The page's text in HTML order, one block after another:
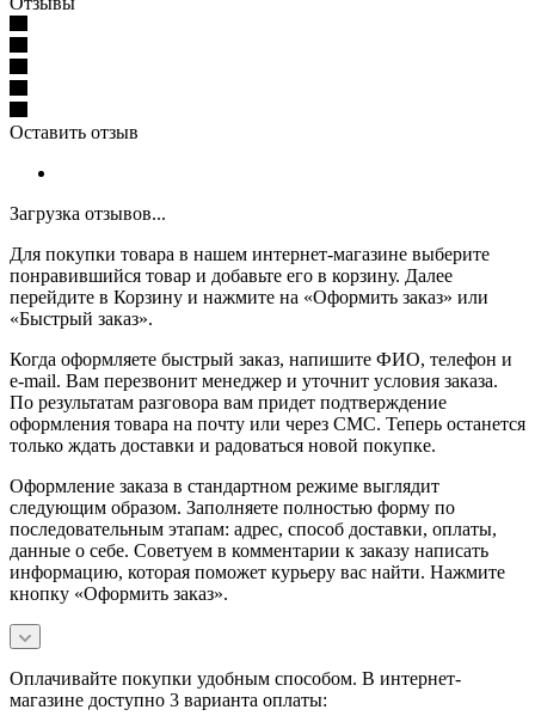
Оставить отзыв
Загрузка отзывов...
Для покупки товара в нашем интернет-магазине выберите
понравившийся товар и добавьте его в корзину. Далее
перейдите в Корзину и нажмите на «Оформить заказ» или
«Быстрый заказ».
Когда оформляете быстрый заказ, напишите ФИО, телефон и
e-mail. Вам перезвонит менеджер и уточнит условия заказа.
По результатам разговора вам придет подтверждение
оформления товара на почту или через СМС. Теперь останется
только ждать доставки и радоваться новой покупке.
Оформление заказа в стандартном режиме выглядит
следующим образом. Заполняете полностью форму по
последовательным этапам: адрес, способ доставки, оплаты,
данные о себе. Советуем в комментарии к заказу написать
информацию, которая поможет курьеру вас найти. Нажмите
кнопку «Оформить заказ».
Оплачивайте покупки удобным способом. В интернет-
магазине доступно 3 варианта оплаты: